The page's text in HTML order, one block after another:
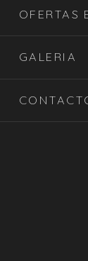
OFERTAS
GALERIA